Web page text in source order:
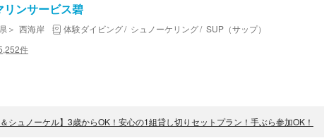
リンサービス碧
西海岸 体験ダイビング シュノーケリング
SUP（サップ）
件
シュノーケル】3歳からOK！安心の1組貸し切りセットプラン！手ぶら参加OK！